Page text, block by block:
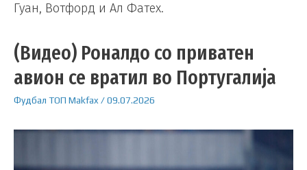
Гуан, Вотфорд и Ал Фатех.
(Видео) Роналдо со приватен
авион се вратил во Португалија
Фудбал ТОП Makfax /09.07.2026